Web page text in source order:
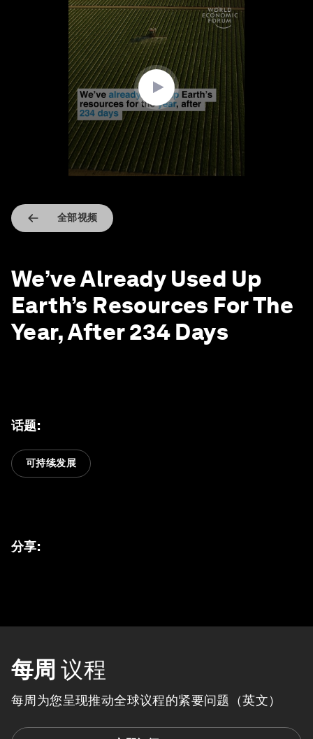
全部视频
We’ve Already Used Up
Earth’s Resources For The
Year, After 234 Days
话题:
可持续发展
分享:
每周 议程
每周为您呈现推动全球议程的紧要问题（英文）